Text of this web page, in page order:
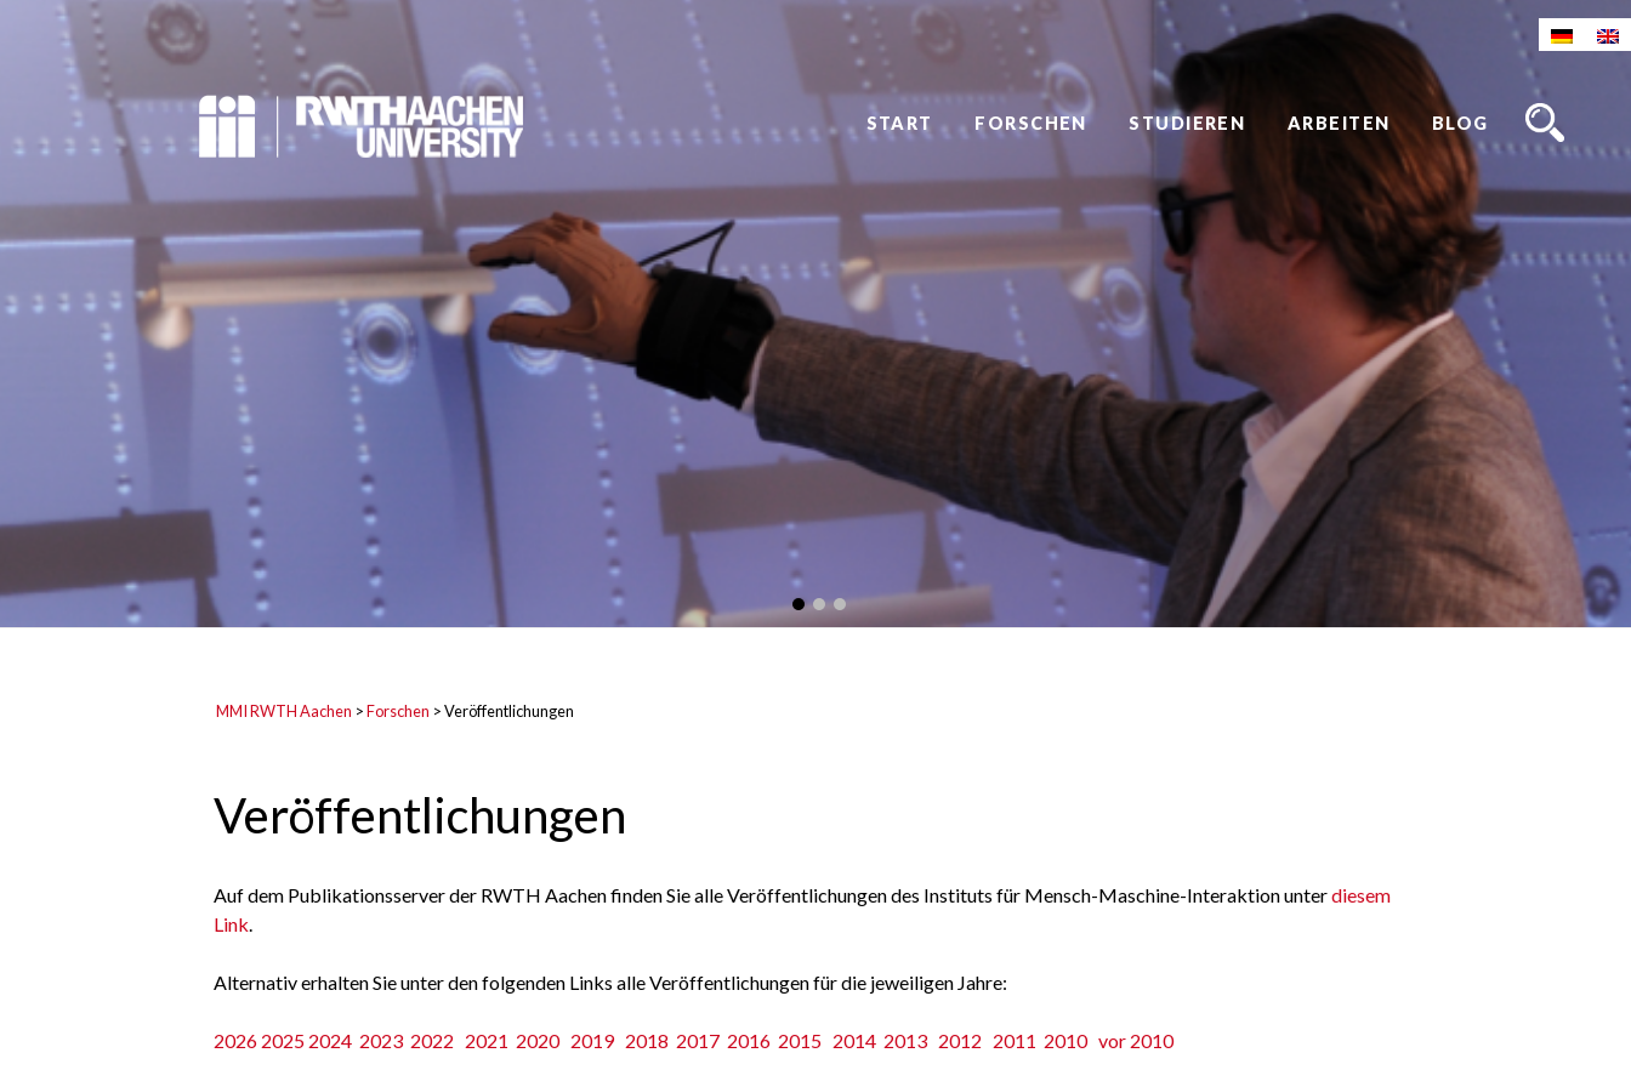
START FORSCHEN STUDIEREN ARBEITEN BLOG
MMI RWTH Aachen >Forschen >Veröffentlichungen
Veröffentlichungen
Auf dem Publikationsserver der RWTH Aachen finden Sie alle Veröffentlichungen des Instituts für Mensch-Maschine-Interaktion unterdiesem
Link.
Alternativ erhalten Sie unter den folgenden Links alle Veröffentlichungen für die jeweiligen Jahre:
2026 2025 2024 2023 2022 2021 2020 2019 2018 2017 2016 2015 2014 2013 2012 2011 2010 vor 2010